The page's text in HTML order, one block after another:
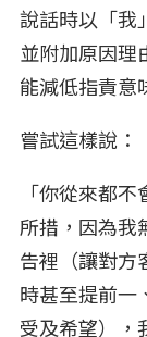
說話時以「我
並附加原因理
能減低指責意
嘗試這樣說：
「你從來都
所措，因為我
告裡（讓對方
時甚至提前一
受及希望），